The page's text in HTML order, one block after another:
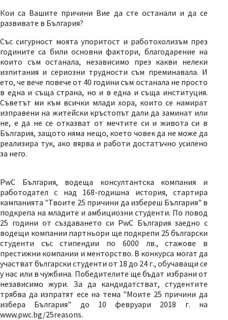
Кои са Вашите причини Вие да сте останали и да се
развивате в България?
Със сигурност моята упоритост и работохолизъм през
годините са били основни фактори, благодарение на
които съм останала, независимо през какви нелеки
изпитания и сериозни трудности съм преминавала. И
ето, че вече повече от 40 години съм останала не просто
в една и съща страна, но и в една и съща институция.
Съветът ми към всички млади хора, които се намират
изправени на житейски кръстопът дали да заминат или
не, е да не се отказват от мечтите си и живота си в
България, защото няма нещо, което човек да не може да
реализира тук, ако вярва и работи достатъчно усилено
за него.
PwC България, водеща консултантска компания и
работодател с над 168-годишна история, стартира
кампанията "Твоите 25 причини да избереш България" в
подкрепа на младите и амбициозни студенти. По повод
25 години от създаването си PwC България заедно с
водещи компании партньори ще подкрепи 25 български
студенти със стипендии по 6000 лв., стажове в
престижни компании и менторство. В конкурса могат да
участват български студенти от 18 до 24 г., обучаващи се
у нас или в чужбина. Победителите ще бъдат избрани от
независимо жури. За да кандидатстват, студентите
трябва да изпратят есе на тема "Моите 25 причини да
избера България" до 10 февруари 2018 г. на
www.pwc.bg/25reasons.